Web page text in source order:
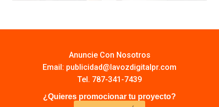
Anuncie Con Nosotros
Email: publicidad@lavozdigitalpr.com
Tel. 787-341-7439
¿Quieres promocionar tu proyecto?